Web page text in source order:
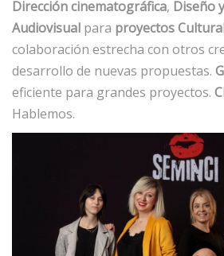
Dirección cinematográfica, Diseño
Audiovisual para proyectos
colaboración estrecha con otros
desarrollo de nuevas propuestas.
eficiente para grandes proyectos.
Hablemos.